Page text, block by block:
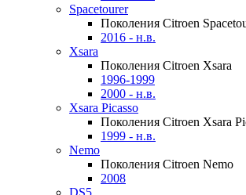
Spacetourer
Поколения Citroen
2016 - н.в.
Xsara
Поколения Citroen Xsara
1996-1999
2000 - н.в.
Xsara Picasso
Поколения Citroen Xsara
1999 - н.в.
Nemo
Поколения Citroen Nemo
2008
DS5